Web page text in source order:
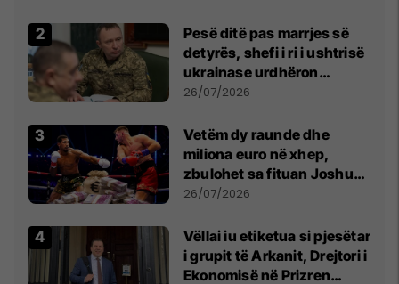
Pesë ditë pas marrjes së
detyrës, shefi i ri i ushtrisë
ukrainase urdhëron
kontroll të madh
26/07/2026
Vetëm dy raunde dhe
miliona euro në xhep,
zbulohet sa fituan Joshua
e Prenga
26/07/2026
Vëllai iu etiketua si pjesëtar
i grupit të Arkanit, Drejtori i
Ekonomisë në Prizren